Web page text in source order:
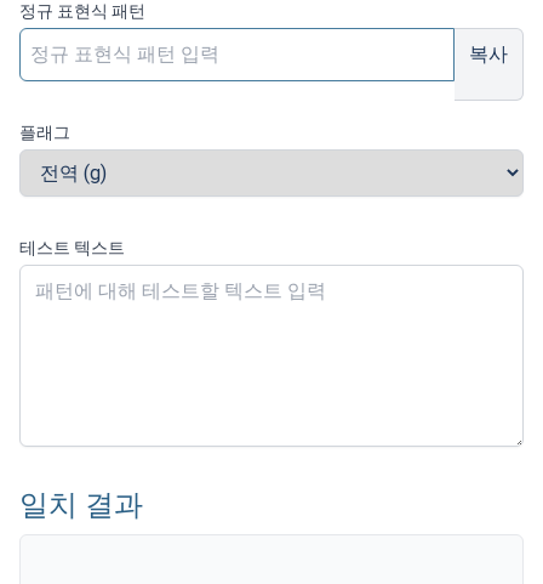
정규 표현식 패턴
복사
플래그
테스트 텍스트
일치 결과